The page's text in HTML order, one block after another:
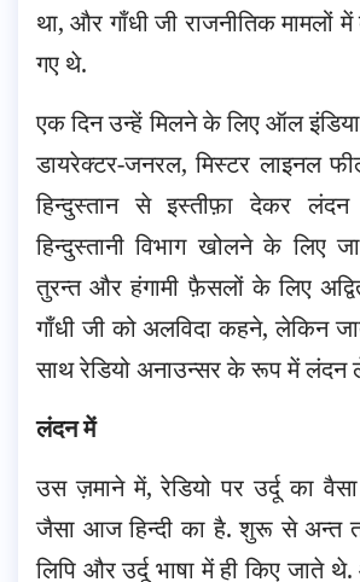
था, और गाँधी जी राजनीतिक मामलों
गए थे.
एक दिन उन्हें मिलने के लिए ऑल
डायरेक्टर-जनरल, मिस्टर लाइनल
हिन्दुस्तान से इस्तीफ़ा देकर
हिन्दुस्तानी विभाग खोलने के लिए
तुरन्त और हंगामी फ़ैसलों के लिए
गाँधी जी को अलविदा कहने, लेकिन
साथ रेडियो अनाउन्सर के रूप में लंदन
लंदन में
उस ज़माने में, रेडियो पर उर्दू का वैसा
जैसा आज हिन्दी का है. शुरू से अन्त
लिपि और उर्दू भाषा में ही किए जाते